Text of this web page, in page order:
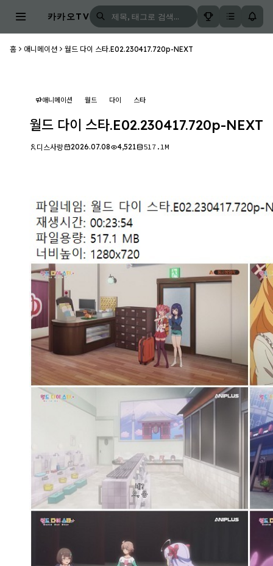
카카오TV
홈 애니메이션 월드 다이 스타.E02.230417.720p-NEXT
애니메이션 월드 다이 스타
월드 다이 스타.E02.230417.720p-NEXT
디스사랑 2026.07.08 4,521 517.1M